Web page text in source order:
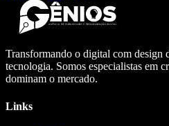
Transformando o digital com design
tecnologia. Somos especialistas em
dominam o mercado.
Links